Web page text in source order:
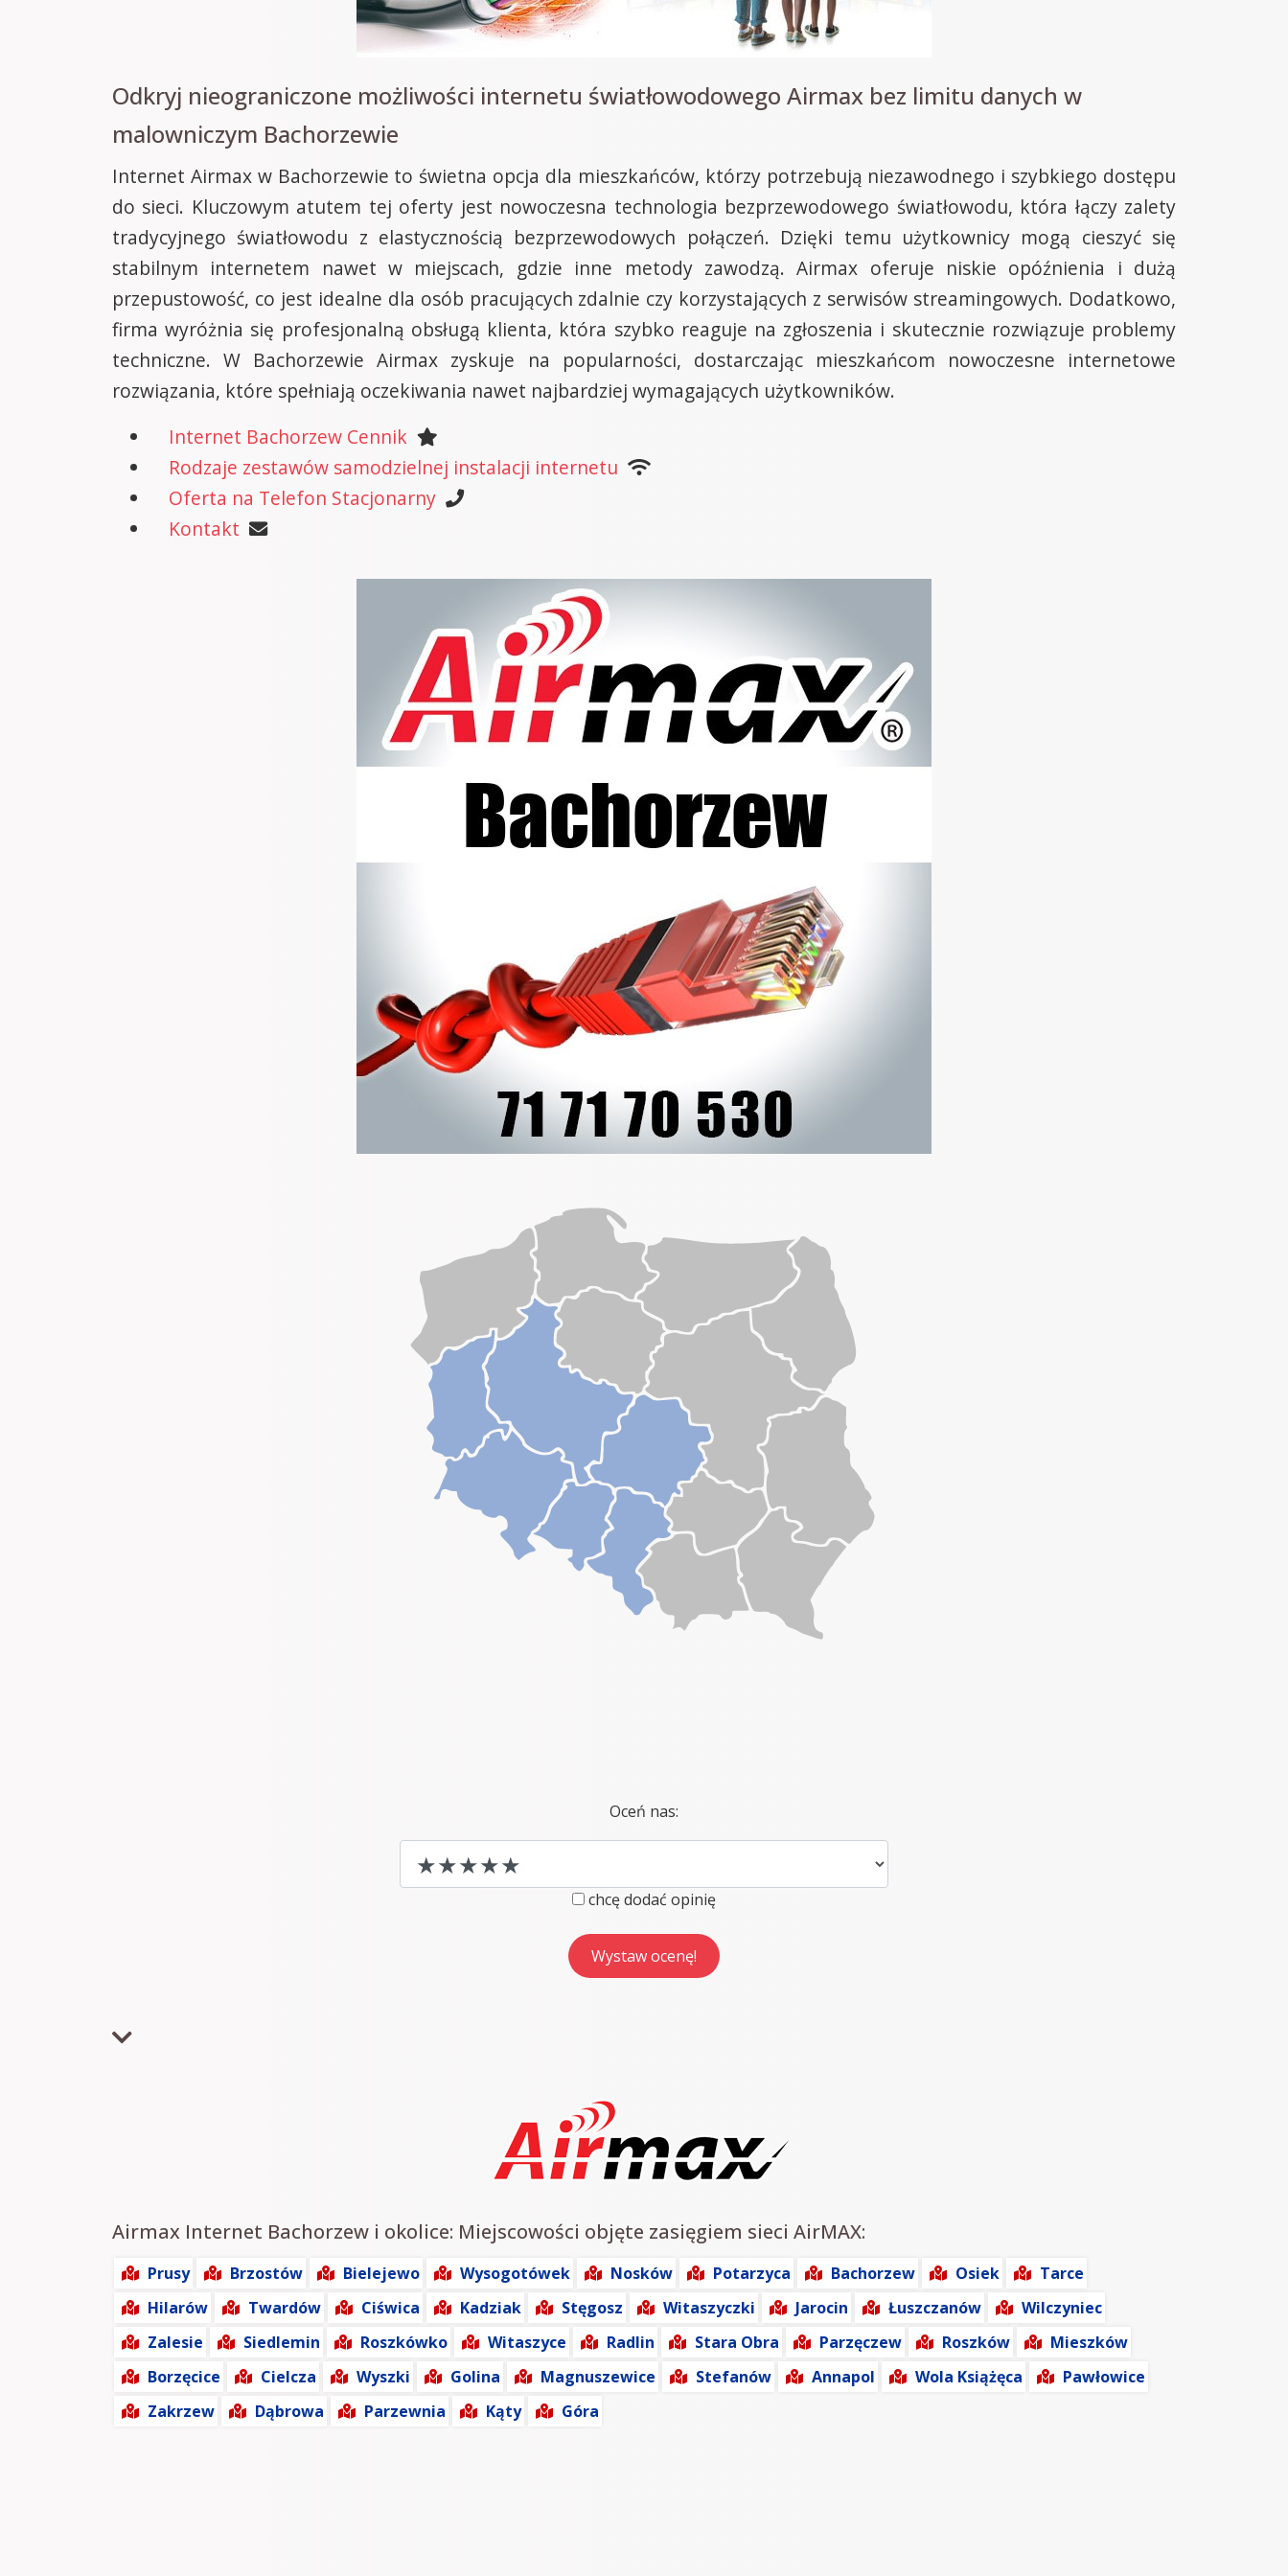
Odkryj nieograniczone możliwości internetu światłowodowego Airmax bez limitu danych w
malowniczym Bachorzewie
Internet Airmax w Bachorzewie to świetna opcja dla mieszkańców, którzy potrzebują niezawodnego i szybkiego dostępu
do sieci. Kluczowym atutem tej oferty jest nowoczesna technologia bezprzewodowego światłowodu, która łączy zalety
tradycyjnego światłowodu z elastycznością bezprzewodowych połączeń. Dzięki temu użytkownicy mogą cieszyć się
stabilnym internetem nawet w miejscach, gdzie inne metody zawodzą. Airmax oferuje niskie opóźnienia i dużą
przepustowość, co jest idealne dla osób pracujących zdalnie czy korzystających z serwisów streamingowych. Dodatkowo,
firma wyróżnia się profesjonalną obsługą klienta, która szybko reaguje na zgłoszenia i skutecznie rozwiązuje problemy
techniczne. W Bachorzewie Airmax zyskuje na popularności, dostarczając mieszkańcom nowoczesne internetowe
rozwiązania, które spełniają oczekiwania nawet najbardziej wymagających użytkowników.
Internet Bachorzew Cennik
Rodzaje zestawów samodzielnej instalacji internetu
Oferta na Telefon Stacjonarny
Kontakt
Oceń nas:
chcę dodać opinię
Airmax Internet Bachorzew i okolice: Miejscowości objęte zasięgiem sieci AirMAX:
Prusy Brzostów Bielejewo Wysogotówek Nosków Potarzyca Bachorzew Osiek
Tarce
Hilarów
Twardów Ciświca Kadziak Stęgosz Witaszyczki Jarocin Łuszczanów
Wilczyniec
Zalesie
Siedlemin Roszkówko Witaszyce Radlin Stara Obra Parzęczew Roszków
Mieszków
Borzęcice
Cielcza Wyszki Golina Magnuszewice Stefanów Annapol Wola Książęca
Pawłowice
Zakrzew
Dąbrowa Parzewnia Kąty Góra